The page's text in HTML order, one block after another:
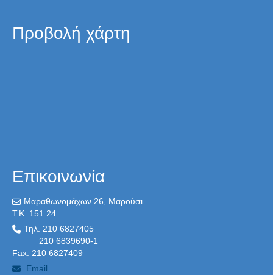
Προβολή χάρτη
Επικοινωνία
Μαραθωνομάχων 26, Μαρούσι
T.K. 151 24
Τηλ. 210 6827405
210 6839690-1
Fax. 210 6827409
Email